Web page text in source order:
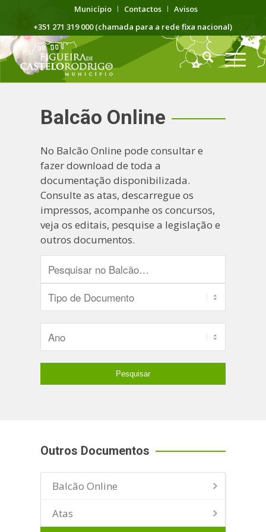
Município Contactos
Avisos
+351 271 319 000 (chamada para a rede fixa nacional)
Balcão Online
No Balcão Online pode consultar e
fazer download de toda a
documentação disponibilizada.
Consulte as atas, descarregue os
impressos, acompanhe os concursos,
veja os editais, pesquise a legislação e
outros documentos.
Outros Documentos
Balcão Online
Atas